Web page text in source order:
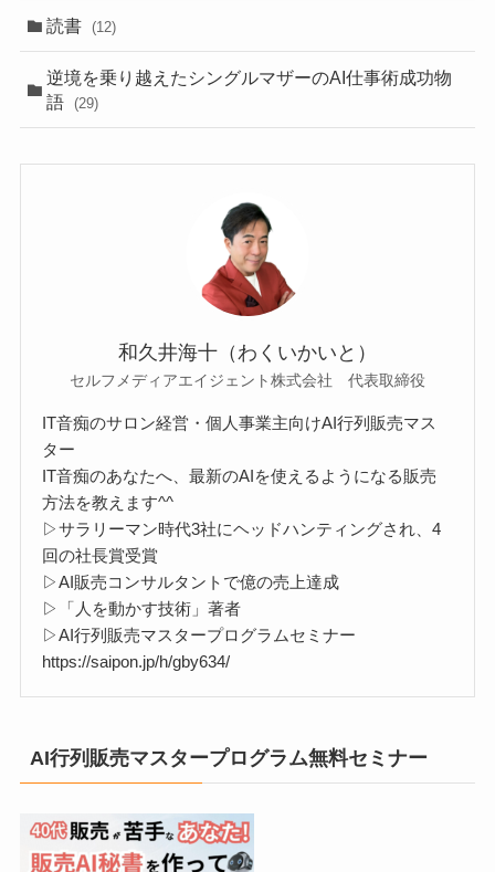
読書 (12)
逆境を乗り越えたシングルマザーのAI仕事術成功物
語
(29)
和久井海十（わくいかいと）
セルフメディアエイジェント株式会社 代表取締役
IT音痴のサロン経営・個人事業主向けAI行列販売マス
ター
IT音痴のあなたへ、最新のAIを使えるようになる販売
方法を教えます^^
▷サラリーマン時代3社にヘッドハンティングされ、4
回の社長賞受賞
▷AI販売コンサルタントで億の売上達成
▷「人を動かす技術」著者
▷AI行列販売マスタープログラムセミナー
https://saipon.jp/h/gby634/
AI行列販売マスタープログラム無料セミナー